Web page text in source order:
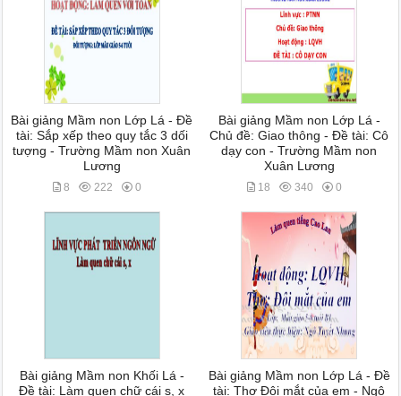
Bài giảng Mầm non Lớp Lá - Đề
tài: Sắp xếp theo quy tắc 3 dối
tượng - Trường Mầm non Xuân
Lương
8 222 0
Bài giảng Mầm non Lớp Lá -
Chủ đề: Giao thông - Đề tài: Cô
dạy con - Trường Mầm non
Xuân Lương
18 340 0
Bài giảng Mầm non Khối Lá -
Đề tài: Làm quen chữ cái s, x
Bài giảng Mầm non Lớp Lá - Đề
tài: Thơ Đôi mắt của em - Ngô